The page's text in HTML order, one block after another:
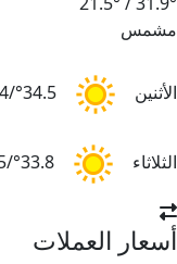
مشمس
الأثنين 34.5°/25.4°
الثلاثاء 33.8°/25.5°
أسعار العملات